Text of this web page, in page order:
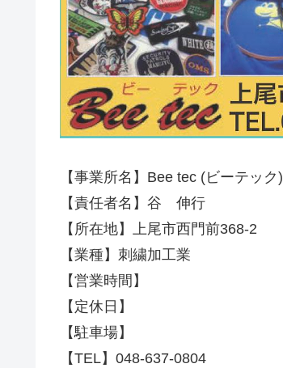
【事業所名】Bee tec (ビーテック)
【責任者名】谷 伸行
【所在地】上尾市西門前368-2
【業種】刺繍加工業
【営業時間】
【定休日】
【駐車場】
【TEL】048-637-0804